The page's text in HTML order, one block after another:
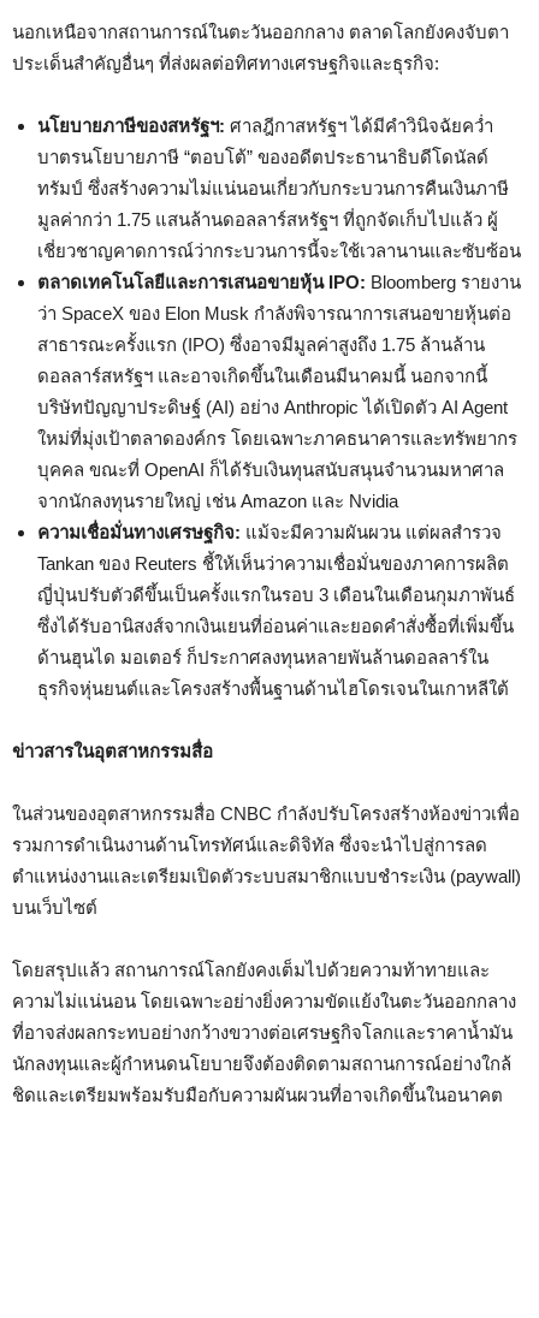
นอกเหนือจากสถานการณ์ในตะวันออกกลาง ตลาดโลกยังคงจับตา
ประเด็นสำคัญอื่นๆ ที่ส่งผลต่อทิศทางเศรษฐกิจและธุรกิจ:
นโยบายภาษีของสหรัฐฯ: ศาลฎีกาสหรัฐฯ ได้มีคำวินิจฉัยคว่ำ
บาตรนโยบายภาษี “ตอบโต้” ของอดีตประธานาธิบดีโดนัลด์
ทรัมป์ ซึ่งสร้างความไม่แน่นอนเกี่ยวกับกระบวนการคืนเงินภาษี
มูลค่ากว่า 1.75 แสนล้านดอลลาร์สหรัฐฯ ที่ถูกจัดเก็บไปแล้ว ผู้
เชี่ยวชาญคาดการณ์ว่ากระบวนการนี้จะใช้เวลานานและซับซ้อน
ตลาดเทคโนโลยีและการเสนอขายหุ้น IPO: Bloomberg รายงาน
ว่า SpaceX ของ Elon Musk กำลังพิจารณาการเสนอขายหุ้นต่อ
สาธารณะครั้งแรก (IPO) ซึ่งอาจมีมูลค่าสูงถึง 1.75 ล้านล้าน
ดอลลาร์สหรัฐฯ และอาจเกิดขึ้นในเดือนมีนาคมนี้ นอกจากนี้
บริษัทปัญญาประดิษฐ์ (AI) อย่าง Anthropic ได้เปิดตัว AI Agent
ใหม่ที่มุ่งเป้าตลาดองค์กร โดยเฉพาะภาคธนาคารและทรัพยากร
บุคคล ขณะที่ OpenAI ก็ได้รับเงินทุนสนับสนุนจำนวนมหาศาล
จากนักลงทุนรายใหญ่ เช่น Amazon และ Nvidia
ความเชื่อมั่นทางเศรษฐกิจ: แม้จะมีความผันผวน แต่ผลสำรวจ
Tankan ของ Reuters ชี้ให้เห็นว่าความเชื่อมั่นของภาคการผลิต
ญี่ปุ่นปรับตัวดีขึ้นเป็นครั้งแรกในรอบ 3 เดือนในเดือนกุมภาพันธ์
ซึ่งได้รับอานิสงส์จากเงินเยนที่อ่อนค่าและยอดคำสั่งซื้อที่เพิ่มขึ้น
ด้านฮุนได มอเตอร์ ก็ประกาศลงทุนหลายพันล้านดอลลาร์ใน
ธุรกิจหุ่นยนต์และโครงสร้างพื้นฐานด้านไฮโดรเจนในเกาหลีใต้
ข่าวสารในอุตสาหกรรมสื่อ
ในส่วนของอุตสาหกรรมสื่อ CNBC กำลังปรับโครงสร้างห้องข่าวเพื่อ
รวมการดำเนินงานด้านโทรทัศน์และดิจิทัล ซึ่งจะนำไปสู่การลด
ตำแหน่งงานและเตรียมเปิดตัวระบบสมาชิกแบบชำระเงิน (paywall)
บนเว็บไซต์
โดยสรุปแล้ว สถานการณ์โลกยังคงเต็มไปด้วยความท้าทายและ
ความไม่แน่นอน โดยเฉพาะอย่างยิ่งความขัดแย้งในตะวันออกกลาง
ที่อาจส่งผลกระทบอย่างกว้างขวางต่อเศรษฐกิจโลกและราคาน้ำมัน
นักลงทุนและผู้กำหนดนโยบายจึงต้องติดตามสถานการณ์อย่างใกล้
ชิดและเตรียมพร้อมรับมือกับความผันผวนที่อาจเกิดขึ้นในอนาคต